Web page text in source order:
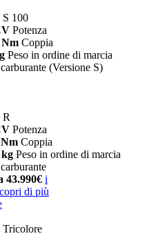
S 100
Potenza
Nm Coppia
Peso in ordine di marcia
(Versione S)
R
Potenza
Nm Coppia
kg Peso in ordine di marcia
43.990€ i
di più
Tricolore